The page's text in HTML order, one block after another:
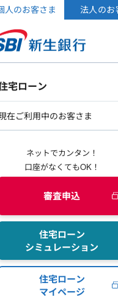
人のお客さま 法人のお
宅ローン
在ご利用中のお客さま
ネットでカンタン！
口座がなくてもOK！
審査申込
住宅ローン
シミュレーション
住宅ローン
マイページ